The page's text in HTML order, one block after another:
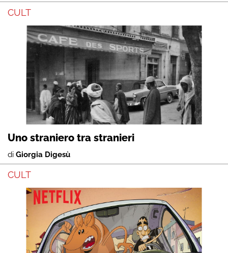
CULT
Uno straniero tra stranieri
di Giorgia Digesù
CULT